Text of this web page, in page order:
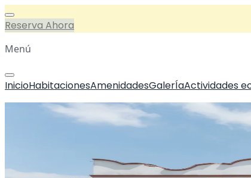
Reserva Ahora
Menú
InicioHabitacionesAmenidadesGalerÍaActividades
Inicio/
Nuestra historia